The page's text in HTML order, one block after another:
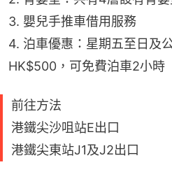
3. 嬰兒手推車借用服務
4. 泊車優惠：星期五至日及
HK$500，可免費泊車2小時
前往方法
港鐵尖沙咀站E出口
港鐵尖東站J1及J2出口